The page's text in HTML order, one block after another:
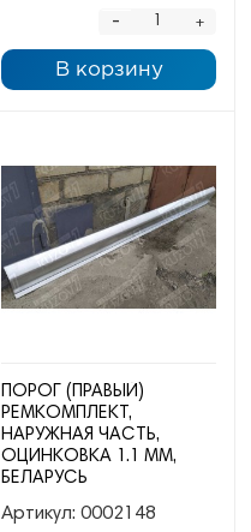
+
-
В корзину
ПОРОГ (ПРАВЫЙ)
РЕМКОМПЛЕКТ,
НАРУЖНАЯ ЧАСТЬ,
ОЦИНКОВКА 1.1 ММ,
БЕЛАРУСЬ
Артикул: 0002148